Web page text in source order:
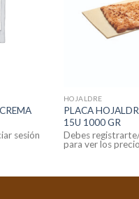
sesión
HOJALDRE
PLACA
15U 1000 GR
Debes
para ver los